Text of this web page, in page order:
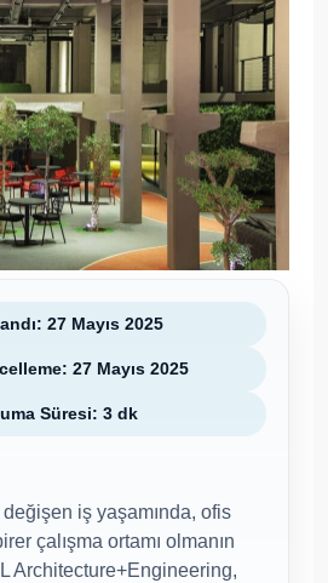
27 Mayıs 2025
27 Mayıs 2025
Süresi: 3 dk
iş yaşamında, ofis
çalışma ortamı olmanın
Architecture+Engineering,